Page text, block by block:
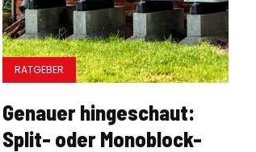
RATGEBER
Genauer hingeschaut:
Split- oder Monoblock-